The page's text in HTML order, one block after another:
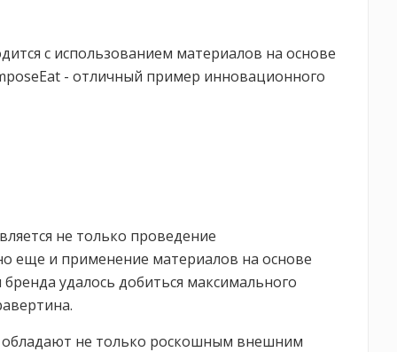
с использованием материалов на основе
- отличный пример инновационного
не только проведение
еще и применение материалов на основе
удалось добиться максимального
обладают не только роскошным внешним